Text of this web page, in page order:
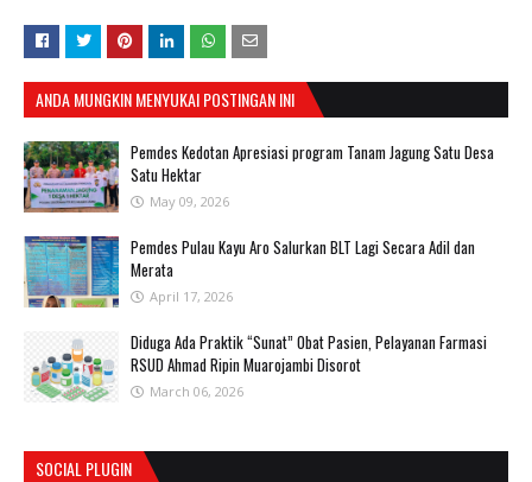
ANDA MUNGKIN MENYUKAI POSTINGAN INI
Pemdes Kedotan Apresiasi program Tanam Jagung Satu Desa
Satu Hektar
May 09, 2026
Pemdes Pulau Kayu Aro Salurkan BLT Lagi Secara Adil dan
Merata
April 17, 2026
Diduga Ada Praktik “Sunat” Obat Pasien, Pelayanan Farmasi
RSUD Ahmad Ripin Muarojambi Disorot
March 06, 2026
SOCIAL PLUGIN